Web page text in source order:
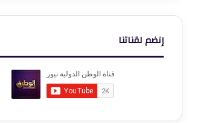
إنضم لقناتنا